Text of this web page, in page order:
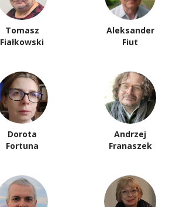
Tomasz
Fiałkowski
Aleksander
Fiut
Dorota
Fortuna
Andrzej
Franaszek